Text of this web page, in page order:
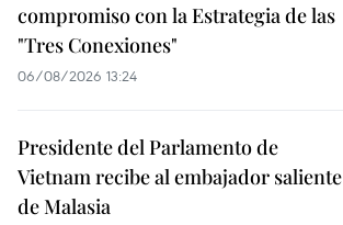
compromiso con la Estrategia de las
"Tres Conexiones"
06/08/2026 13:24
Presidente del Parlamento de
Vietnam recibe al embajador saliente
de Malasia